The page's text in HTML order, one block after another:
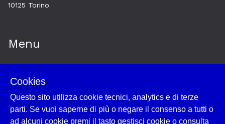
10125 Torino
Menu
Esplora
Historytelling
Cookie policy e utilizzo
Cookies
Questo sito utilizza cookie tecnici, analytics e di terze
parti. Se vuoi saperne di più o negare il consenso a tutti o
ad alcuni cookie premi il tasto gestisci cookie o consulta